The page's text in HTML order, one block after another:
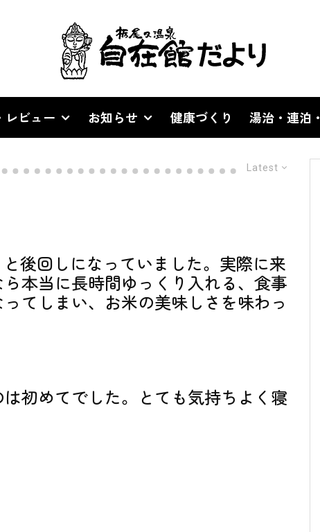
レビュー お知らせ 健康づくり 湯治・連泊・
Latest
後回しになっていました。実際に来
本当に長時間ゆっくり入れる、食事
てしまい、お米の美味しさを味わっ
初めてでした。とても気持ちよく寝